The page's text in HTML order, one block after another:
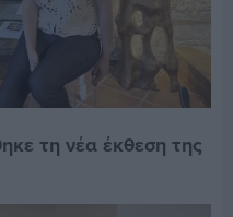
τη νέα έκθεση της